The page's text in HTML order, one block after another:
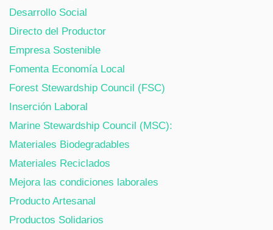
Desarrollo Social
Directo del Productor
Empresa Sostenible
Fomenta Economía Local
Forest Stewardship Council (FSC)
Inserción Laboral
Marine Stewardship Council (MSC):
Materiales Biodegradables
Materiales Reciclados
Mejora las condiciones laborales
Producto Artesanal
Productos Solidarios